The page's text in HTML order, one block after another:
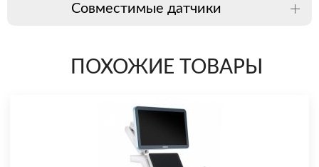
Совместимые датчики
ПОХОЖИЕ ТОВАРЫ